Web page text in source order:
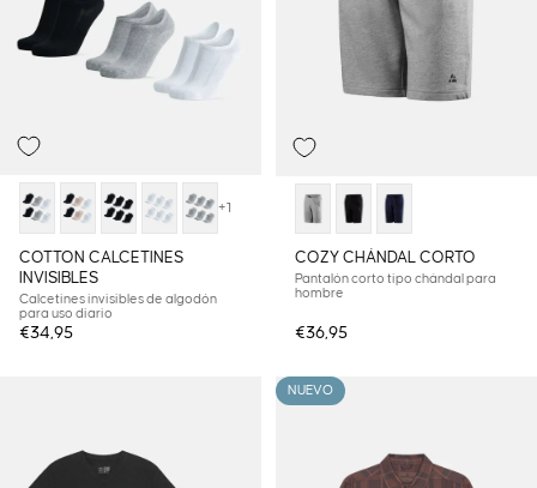
+1
COTTON CALCETINES
INVISIBLES
Calcetines invisibles de algodón
para uso diario
€34,95
COZY CHÁNDAL CORTO
Pantalón corto tipo chándal para
hombre
€36,95
NUEVO